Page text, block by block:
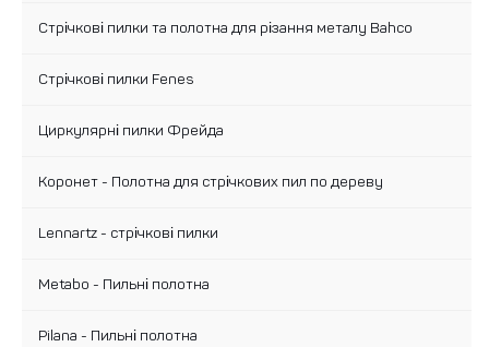
Стрічкові пилки та полотна для різання металу Bahco
Стрічкові пилки Fenes
Циркулярні пилки Фрейда
Коронет - Полотна для стрічкових пил по дереву
Lennartz - стрічкові пилки
Metabo - Пильні полотна
Pilana - Пильні полотна